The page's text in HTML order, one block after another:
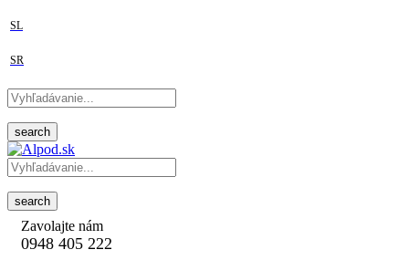
SL
SR
search
search
Zavolajte nám
0948 405 222